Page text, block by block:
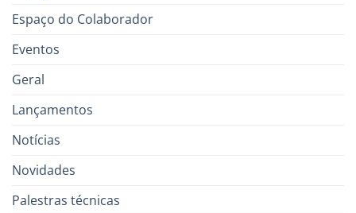
Espaço do Colaborador
Eventos
Geral
Lançamentos
Notícias
Novidades
Palestras técnicas